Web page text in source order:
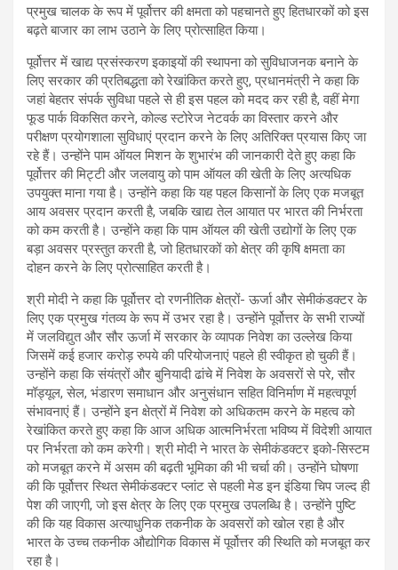
प्रमुख चालक के रूप में पूर्वोत्तर की क्षमता को पहचानते हुए हितधारकों को इस
बढ़ते बाजार का लाभ उठाने के लिए प्रोत्साहित किया।
पूर्वोत्तर में खाद्य प्रसंस्करण इकाइयों की स्थापना को सुविधाजनक बनाने के
लिए सरकार की प्रतिबद्धता को रेखांकित करते हुए, प्रधानमंत्री ने कहा कि
जहां बेहतर संपर्क सुविधा पहले से ही इस पहल को मदद कर रही है, वहीं मेगा
फूड पार्क विकसित करने, कोल्ड स्टोरेज नेटवर्क का विस्तार करने और
परीक्षण प्रयोगशाला सुविधाएं प्रदान करने के लिए अतिरिक्त प्रयास किए जा
रहे हैं। उन्होंने पाम ऑयल मिशन के शुभारंभ की जानकारी देते हुए कहा कि
पूर्वोत्तर की मिट्टी और जलवायु को पाम ऑयल की खेती के लिए अत्यधिक
उपयुक्त माना गया है। उन्होंने कहा कि यह पहल किसानों के लिए एक मजबूत
आय अवसर प्रदान करती है, जबकि खाद्य तेल आयात पर भारत की निर्भरता
को कम करती है। उन्होंने कहा कि पाम ऑयल की खेती उद्योगों के लिए एक
बड़ा अवसर प्रस्तुत करती है, जो हितधारकों को क्षेत्र की कृषि क्षमता का
दोहन करने के लिए प्रोत्साहित करती है।
श्री मोदी ने कहा कि पूर्वोत्तर दो रणनीतिक क्षेत्रों- ऊर्जा और सेमीकंडक्टर के
लिए एक प्रमुख गंतव्य के रूप में उभर रहा है। उन्होंने पूर्वोत्तर के सभी राज्यों
में जलविद्युत और सौर ऊर्जा में सरकार के व्यापक निवेश का उल्लेख किया
जिसमें कई हजार करोड़ रुपये की परियोजनाएं पहले ही स्वीकृत हो चुकी हैं।
उन्होंने कहा कि संयंत्रों और बुनियादी ढांचे में निवेश के अवसरों से परे, सौर
मॉड्यूल, सेल, भंडारण समाधान और अनुसंधान सहित विनिर्माण में महत्वपूर्ण
संभावनाएं हैं। उन्होंने इन क्षेत्रों में निवेश को अधिकतम करने के महत्व को
रेखांकित करते हुए कहा कि आज अधिक आत्मनिर्भरता भविष्य में विदेशी आयात
पर निर्भरता को कम करेगी। श्री मोदी ने भारत के सेमीकंडक्टर इको-सिस्टम
को मजबूत करने में असम की बढ़ती भूमिका की भी चर्चा की। उन्होंने घोषणा
की कि पूर्वोत्तर स्थित सेमीकंडक्टर प्लांट से पहली मेड इन इंडिया चिप जल्द ही
पेश की जाएगी, जो इस क्षेत्र के लिए एक प्रमुख उपलब्धि है। उन्होंने पुष्टि
की कि यह विकास अत्याधुनिक तकनीक के अवसरों को खोल रहा है और
भारत के उच्च तकनीक औद्योगिक विकास में पूर्वोत्तर की स्थिति को मजबूत कर
रहा है।